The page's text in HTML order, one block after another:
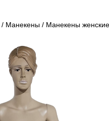
/ Манекены / Манекены женские